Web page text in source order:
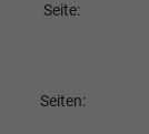
Seite:
Seiten: